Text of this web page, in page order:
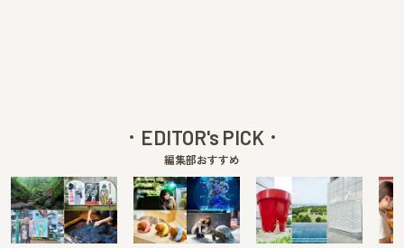
EDITOR's PICK
編集部おすすめ